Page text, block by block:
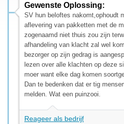
Gewenste Oplossing:
SV hun beloftes nakomt,ophoudt
aflevering van pakketten met de
zogenaamd niet thuis zou zijn
afhandeling van klacht zal wel
bezorger op zijn gedrag is
lezen over alle klachten op deze
moer want elke dag komen
Dan te bedenken dat er tig
melden. Wat een puinzooi.
Reageer als bedrijf